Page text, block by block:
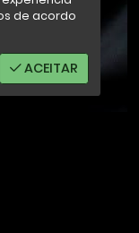
de acordo
ACEITAR